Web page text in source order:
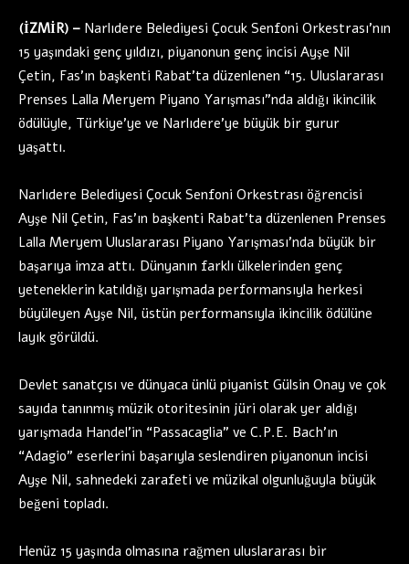
(İZMİR) – Narlıdere Belediyesi Çocuk Senfoni Orkestrası’nın
15 yaşındaki genç yıldızı, piyanonun genç incisi Ayşe Nil
Çetin, Fas’ın başkenti Rabat’ta düzenlenen “15. Uluslararası
Prenses Lalla Meryem Piyano Yarışması”nda aldığı ikincilik
ödülüyle, Türkiye’ye ve Narlıdere’ye büyük bir gurur
yaşattı.
Narlıdere Belediyesi Çocuk Senfoni Orkestrası öğrencisi
Ayşe Nil Çetin, Fas’ın başkenti Rabat’ta düzenlenen Prenses
Lalla Meryem Uluslararası Piyano Yarışması’nda büyük bir
başarıya imza attı. Dünyanın farklı ülkelerinden genç
yeteneklerin katıldığı yarışmada performansıyla herkesi
büyüleyen Ayşe Nil, üstün performansıyla ikincilik ödülüne
layık görüldü.
Devlet sanatçısı ve dünyaca ünlü piyanist Gülsin Onay ve çok
sayıda tanınmış müzik otoritesinin jüri olarak yer aldığı
yarışmada Handel’in “Passacaglia” ve C.P.E. Bach’ın
“Adagio” eserlerini başarıyla seslendiren piyanonun incisi
Ayşe Nil, sahnedeki zarafeti ve müzikal olgunluğuyla büyük
beğeni topladı.
Henüz 15 yaşında olmasına rağmen uluslararası bir